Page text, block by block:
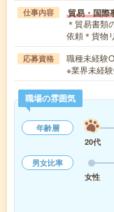
仕事内容 貿易・国際
＊貿易書類
依頼＊貨物
応募資格
職種未経験
※業界未経
職場の雰囲気
年齢層
20代
男女比率
女性